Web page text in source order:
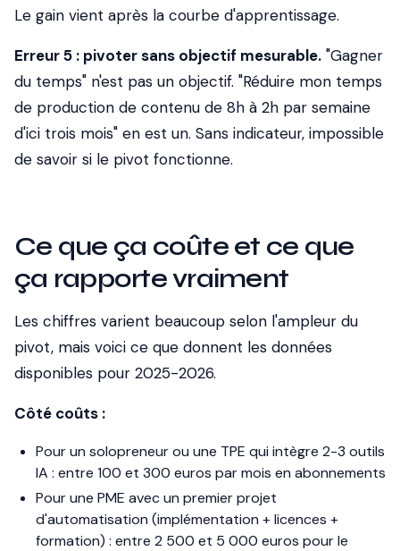
Le gain vient après la courbe d'apprentissage.
Erreur 5 : pivoter sans objectif mesurable. "Gagner
du temps" n'est pas un objectif. "Réduire mon temps
de production de contenu de 8h à 2h par semaine
d'ici trois mois" en est un. Sans indicateur, impossible
de savoir si le pivot fonctionne.
Ce que ça coûte et ce que
ça rapporte vraiment
Les chiffres varient beaucoup selon l'ampleur du
pivot, mais voici ce que donnent les données
disponibles pour 2025-2026.
Côté coûts :
Pour un solopreneur ou une TPE qui intègre 2-3 outils
IA : entre 100 et 300 euros par mois en abonnements
Pour une PME avec un premier projet
d'automatisation (implémentation + licences +
formation) : entre 2 500 et 5 000 euros pour le